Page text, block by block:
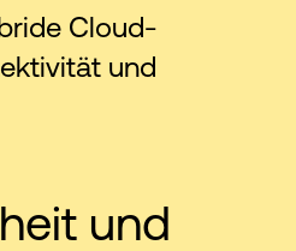
Cloud-
und
und